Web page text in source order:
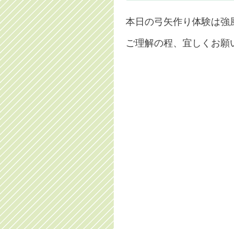
本日の弓矢作り体験は強
ご理解の程、宜しくお願